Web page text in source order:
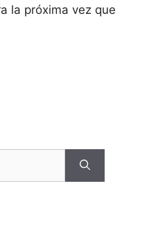
la próxima vez que